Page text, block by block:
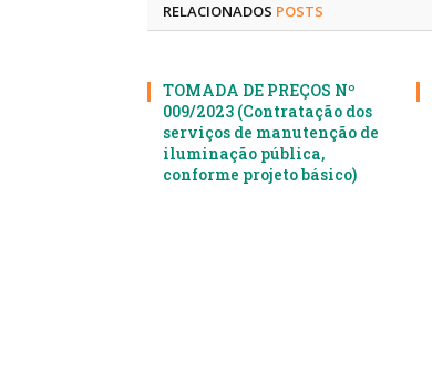
RELACIONADOS POSTS
TOMADA DE PREÇOS Nº
009/2023 (Contratação dos
serviços de manutenção de
iluminação pública,
conforme projeto básico)